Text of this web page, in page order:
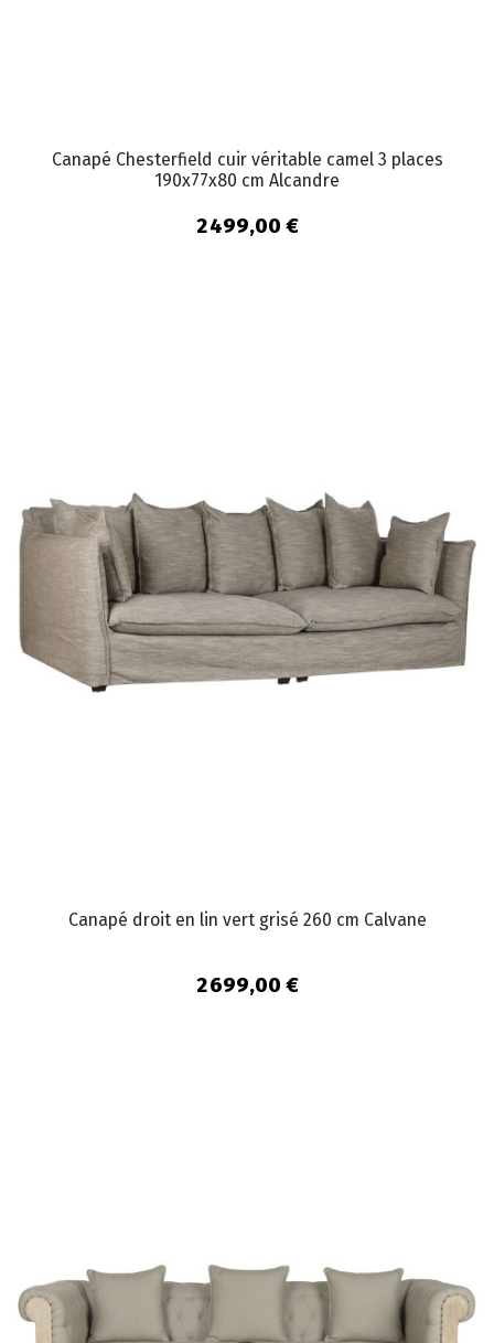
Canapé Chesterfield cuir véritable camel 3 places
190x77x80 cm Alcandre
2 499,00 €
Canapé droit en lin vert grisé 260 cm Calvane
2 699,00 €